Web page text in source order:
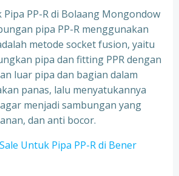
Pipa PP-R di Bolaang Mongondow
pipa PP-R menggunakan
metode socket fusion, yaitu
pipa dan fitting PPR dengan
luar pipa dan bagian dalam
panas, lalu menyatukannya
menjadi sambungan yang
dan anti bocor.
Untuk Pipa PP-R di Bener